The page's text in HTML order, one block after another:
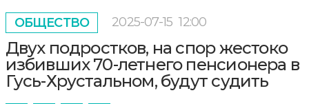
ОБЩЕСТВО 2025-07-15 12:00
Двух подростков, на спор жестоко
избивших 70-летнего пенсионера в
Гусь-Хрустальном, будут судить